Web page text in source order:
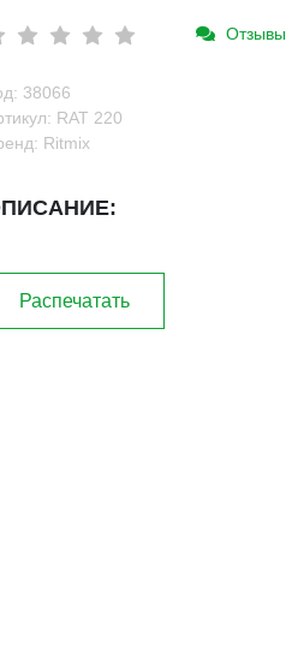
Отзывы
38066
RAT 220
Ritmix
Распечатать